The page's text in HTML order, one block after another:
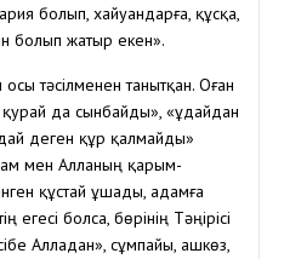
болып, хайуандарға, құсқа,
болып жатыр екен».
осы тәсілменен танытқан. Оған
қурай да сынбайды», «Құдайдан
деген құр қалмайды»
мен Алланың қарым-
құстай ұшады, адамға
егесі болса, бөрінің Тәңірісі
Алладан», сұмпайы, ашкөз,